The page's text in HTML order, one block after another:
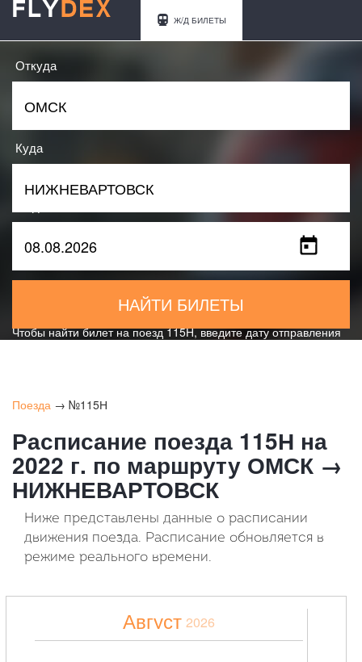
Ж/Д БИЛЕТЫ
Откуда
Куда
НАЙТИ БИЛЕТЫ
Чтобы найти билет на поезд 115Н, введите дату отправления
Поезда → №115Н
Расписание поезда 115Н на
2022 г. по маршруту ОМСК →
НИЖНЕВАРТОВСК
Ниже представлены данные о расписании
движения поезда. Расписание обновляется в
режиме реального времени.
Август 2026